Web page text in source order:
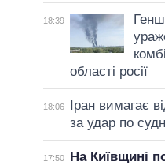
18:39
області росії
18:06
Іран вимагає
за удар по
17:50
На Київщині